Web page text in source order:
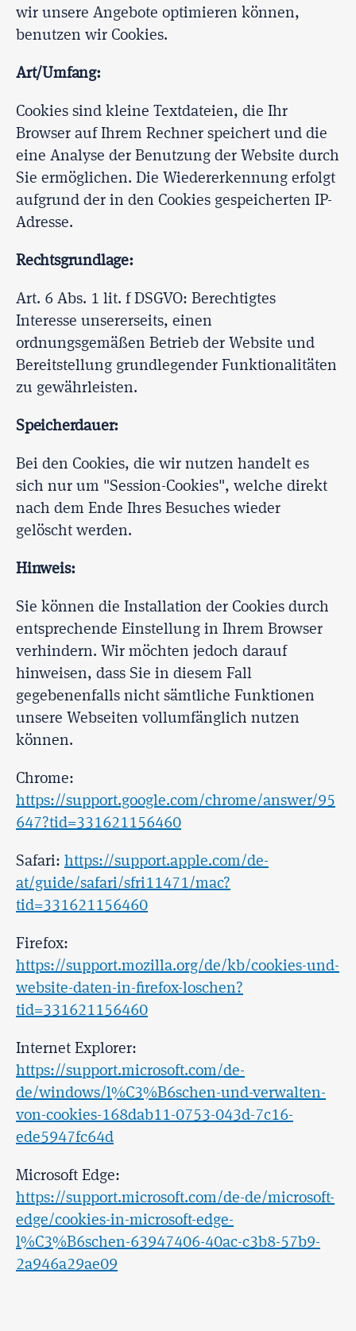
wir unsere Angebote optimieren können,
benutzen wir Cookies.
Art/Umfang:
Cookies sind kleine Textdateien, die Ihr
Browser auf Ihrem Rechner speichert und die
eine Analyse der Benutzung der Website durch
Sie ermöglichen. Die Wiedererkennung erfolgt
aufgrund der in den Cookies gespeicherten IP-
Adresse.
Rechtsgrundlage:
Art. 6 Abs. 1 lit. f DSGVO: Berechtigtes
Interesse unsererseits, einen
ordnungsgemäßen Betrieb der Website und
Bereitstellung grundlegender Funktionalitäten
zu gewährleisten.
Speicherdauer:
Bei den Cookies, die wir nutzen handelt es
sich nur um "Session-Cookies", welche direkt
nach dem Ende Ihres Besuches wieder
gelöscht werden.
Hinweis:
Sie können die Installation der Cookies durch
entsprechende Einstellung in Ihrem Browser
verhindern. Wir möchten jedoch darauf
hinweisen, dass Sie in diesem Fall
gegebenenfalls nicht sämtliche Funktionen
unsere Webseiten vollumfänglich nutzen
können.
Chrome:
https://support.google.com/chrome/answer/95
647?tid=331621156460
Safari: https://support.apple.com/de-
at/guide/safari/sfri11471/mac?
tid=331621156460
Firefox:
https://support.mozilla.org/de/kb/cookies-und-
website-daten-in-firefox-loschen?
tid=331621156460
Internet Explorer:
https://support.microsoft.com/de-
de/windows/l%C3%B6schen-und-verwalten-
von-cookies-168dab11-0753-043d-7c16-
ede5947fc64d
Microsoft Edge:
https://support.microsoft.com/de-de/microsoft-
edge/cookies-in-microsoft-edge-
l%C3%B6schen-63947406-40ac-c3b8-57b9-
2a946a29ae09